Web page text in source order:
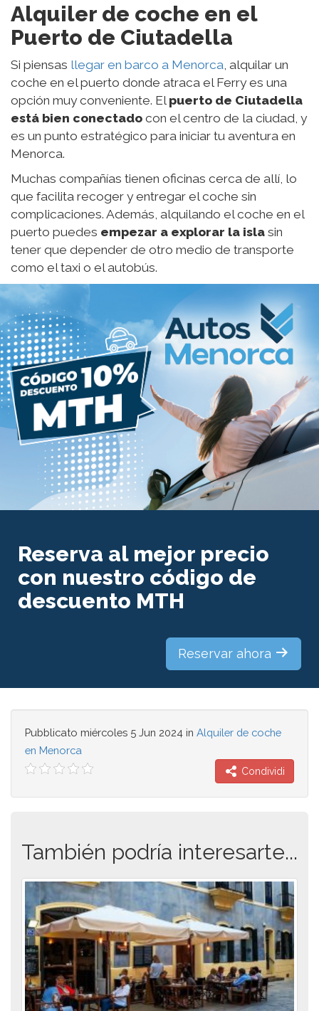
Alquiler de coche en el
Puerto de Ciutadella
Si piensas llegar en barco a Menorca , alquilar un
coche en el puerto donde atraca el Ferry es una
opción muy conveniente. El puerto de Ciutadella
está bien conectado con el centro de la ciudad, y
es un punto estratégico para iniciar tu aventura en
Menorca.
Muchas compañías tienen oficinas cerca de allí, lo
que facilita recoger y entregar el coche sin
complicaciones. Además, alquilando el coche en el
puerto puedes empezar a explorar la isla sin
tener que depender de otro medio de transporte
como el taxi o el autobús.
Reserva al mejor precio
con nuestro código de
descuento MTH
Reservar ahora
Pubblicato miércoles 5 Jun 2024 in Alquiler de coche
en Menorca
Condividi
También podría interesarte...